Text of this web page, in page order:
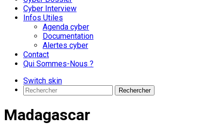
Cyber Interview
Infos Utiles
Agenda cyber
Documentation
Alertes cyber
Contact
Qui Sommes-Nous ?
Switch skin
Rechercher
Madagascar